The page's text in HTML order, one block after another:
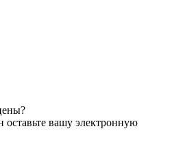
вашу электронную